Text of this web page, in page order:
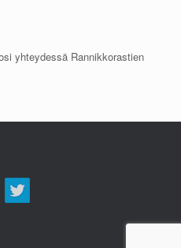
yhteydessä Rannikkorastien